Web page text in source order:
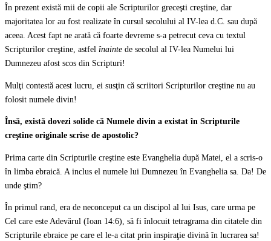
În prezent există mii de copii ale Scripturilor greceşti creştine, dar
majoritatea lor au fost realizate în cursul secolului al IV-lea d.C. sau după
aceea. Acest fapt ne arată că foarte devreme s-a petrecut ceva cu textul
Scripturilor creştine, astfel înainte de secolul al IV-lea Numelui lui
Dumnezeu afost scos din Scripturi!
Mulţi contestă acest lucru, ei susţin că scriitori Scripturilor creştine nu au
folosit numele divin!
Însă, există dovezi solide că Numele divin a existat în Scripturile
creştine originale scrise de apostolic?
Prima carte din Scripturile creştine este Evanghelia după Matei, el a scris-o
în limba ebraică. A inclus el numele lui Dumnezeu în Evanghelia sa. Da! De
unde ştim?
În primul rand, era de neconceput ca un discipol al lui Isus, care urma pe
Cel care este Adevărul (Ioan 14:6), să fi înlocuit tetragrama din citatele din
Scripturile ebraice pe care el le-a citat prin inspiraţie divină în lucrarea sa!